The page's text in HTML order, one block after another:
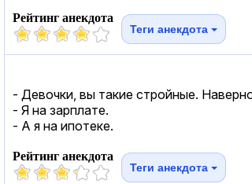
Рейтинг анекдота
Теги анекдота
- Девочки, вы такие стройные.
- Я на зарплате.
- А я на ипотеке.
Рейтинг анекдота
Теги анекдота